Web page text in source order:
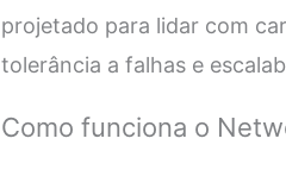
projetado para lidar com
tolerância a falhas e
Como funciona o